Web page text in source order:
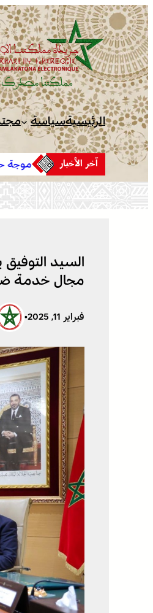
تخطى
إلى
المحتوى
الرئيسيةسياسة
آخر الأخبار
موجة حر وزخات رعدية مع
إلى الجمعة بعدد من مناطق
السيد
مجال خدمة
فبراير 11, 2025 •